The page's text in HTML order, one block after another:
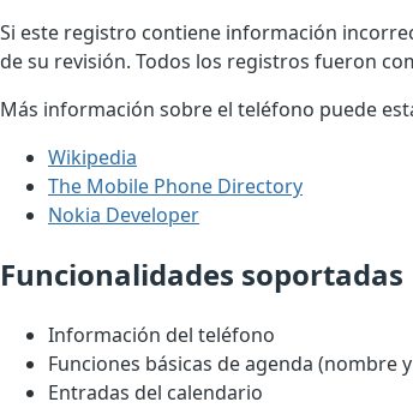
Si este registro contiene información
de su revisión. Todos los registros fueron
Más información sobre el teléfono puede
Wikipedia
The Mobile Phone Directory
Nokia Developer
Funcionalidades soportadas
Información del teléfono
Funciones básicas de agenda (nombre
Entradas del calendario